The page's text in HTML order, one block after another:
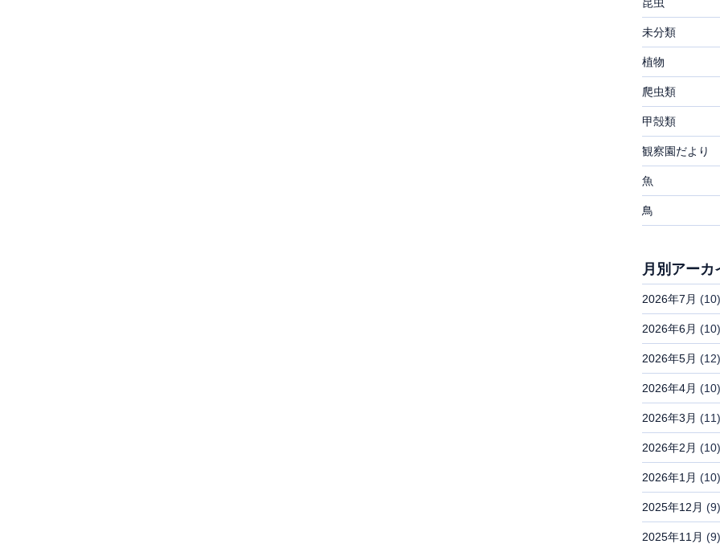
昆虫
未分類
植物
爬虫類
甲殻類
観察園だより
魚
鳥
月別アーカ
2026年7月 (10)
2026年6月 (10)
2026年5月 (12)
2026年4月 (10)
2026年3月 (11)
2026年2月 (10)
2026年1月 (10)
2025年12月 (9)
2025年11月 (9)